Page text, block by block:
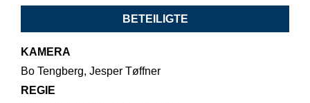
BETEILIGTE
KAMERA
Bo Tengberg, Jesper Tøffner
REGIE